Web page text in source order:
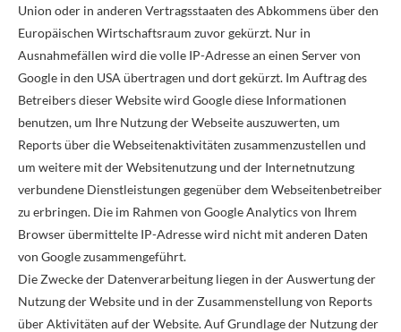
Union oder in anderen Vertragsstaaten des Abkommens über den
Europäischen Wirtschaftsraum zuvor gekürzt. Nur in
Ausnahmefällen wird die volle IP-Adresse an einen Server von
Google in den USA übertragen und dort gekürzt. Im Auftrag des
Betreibers dieser Website wird Google diese Informationen
benutzen, um Ihre Nutzung der Webseite auszuwerten, um
Reports über die Webseitenaktivitäten zusammenzustellen und
um weitere mit der Websitenutzung und der Internetnutzung
verbundene Dienstleistungen gegenüber dem Webseitenbetreiber
zu erbringen. Die im Rahmen von Google Analytics von Ihrem
Browser übermittelte IP-Adresse wird nicht mit anderen Daten
von Google zusammengeführt.
Die Zwecke der Datenverarbeitung liegen in der Auswertung der
Nutzung der Website und in der Zusammenstellung von Reports
über Aktivitäten auf der Website. Auf Grundlage der Nutzung der